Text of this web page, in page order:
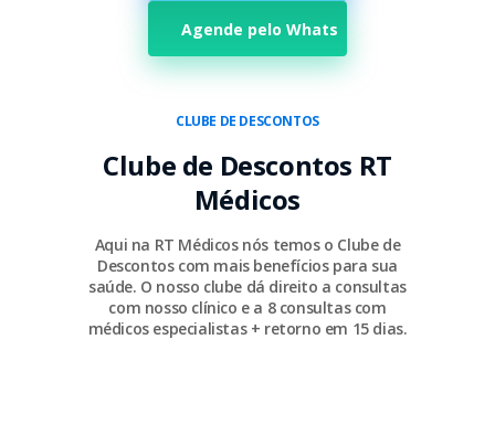
Agende pelo Whats
CLUBE DE DESCONTOS
Clube de Descontos RT
Médicos
Aqui na RT Médicos nós temos o Clube de
Descontos com mais benefícios para sua
saúde. O nosso clube dá direito a consultas
com nosso clínico e a 8 consultas com
médicos especialistas + retorno em 15 dias.